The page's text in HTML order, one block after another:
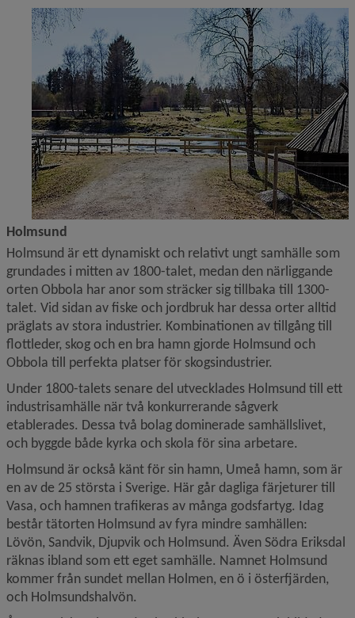
Holmsund
Holmsund är ett dynamiskt och relativt ungt samhälle som
grundades i mitten av 1800-talet, medan den närliggande
orten Obbola har anor som sträcker sig tillbaka till 1300-
talet. Vid sidan av fiske och jordbruk har dessa orter alltid
präglats av stora industrier. Kombinationen av tillgång till
flottleder, skog och en bra hamn gjorde Holmsund och
Obbola till perfekta platser för skogsindustrier.
Under 1800-talets senare del utvecklades Holmsund till ett
industrisamhälle när två konkurrerande sågverk
etablerades. Dessa två bolag dominerade samhällslivet,
och byggde både kyrka och skola för sina arbetare.
Holmsund är också känt för sin hamn, Umeå hamn, som är
en av de 25 största i Sverige. Här går dagliga färjeturer till
Vasa, och hamnen trafikeras av många godsfartyg. Idag
består tätorten Holmsund av fyra mindre samhällen:
Lövön, Sandvik, Djupvik och Holmsund. Även Södra Eriksdal
räknas ibland som ett eget samhälle. Namnet Holmsund
kommer från sundet mellan Holmen, en ö i österfjärden,
och Holmsundshalvön.